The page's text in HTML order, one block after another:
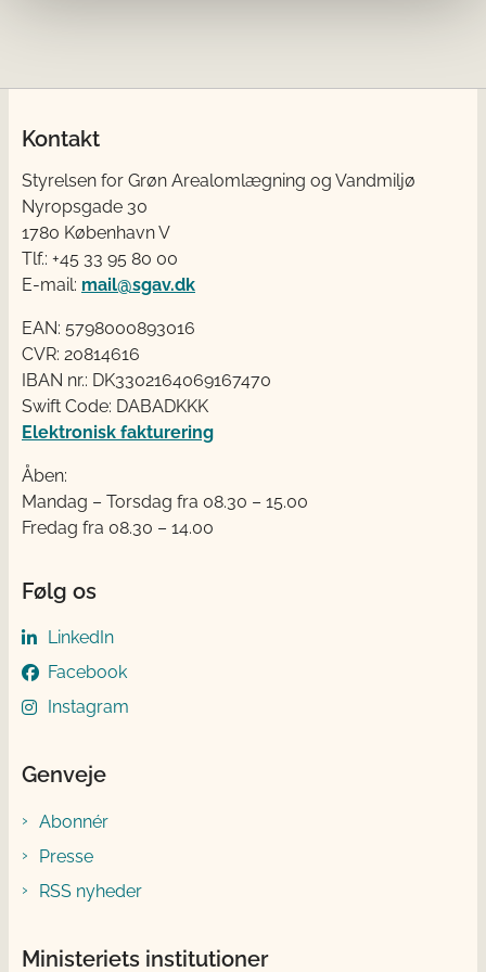
Kontakt
Styrelsen for Grøn Arealomlægning og Vandmiljø
Nyropsgade 30
1780 København V
Tlf.: +45 33 95 80 00
E-mail: mail@sgav.dk
EAN: 5798000893016
CVR: 20814616
IBAN nr.: DK3302164069167470
Swift Code: DABADKKK
Elektronisk fakturering
Åben:
Mandag – Torsdag fra 08.30 – 15.00
Fredag fra 08.30 – 14.00
Følg os
LinkedIn
Facebook
Instagram
Genveje
Abonnér
Presse
RSS nyheder
Ministeriets institutioner